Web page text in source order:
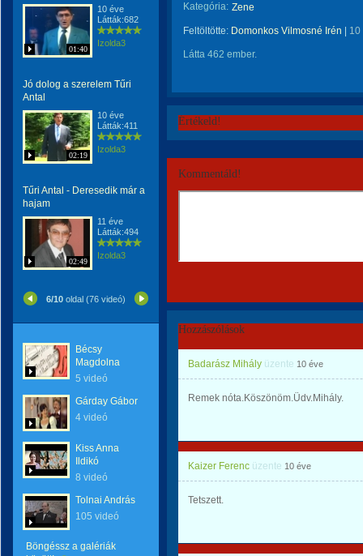
01:40
10 éve
Látták:682
Izolda3
Jó dolog a szerelem Tűri
Antal
02:19
10 éve
Látták:411
Izolda3
Tűri Antal - Deresedik már a
hajam
02:49
11 éve
Látták:494
Izolda3
6/10 oldal (76 videó)
Bécsy
Magdolna
5 videó
Gárday Gábor
4 videó
Kiss Anna
Ildikó
8 videó
Tolnai András
105 videó
Böngéssz a galériák
Kategória: Zene
Feltöltötte: Domonkos Vilmosné Irén 10
Látta 462 ember.
Értékeld!
Kommentáld!
Hozzászólások
Badarász Mihály üzente 10 éve
Remek nóta.Köszönöm.Üdv.Mihály.
Kaizer Ferenc üzente 10 éve
Tetszett.